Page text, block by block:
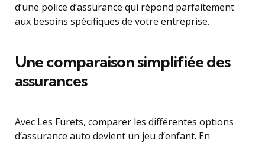
d’une police d’assurance qui répond parfaitement
aux besoins spécifiques de votre entreprise.
Une comparaison simplifiée des
assurances
Avec Les Furets, comparer les différentes options
d’assurance auto devient un jeu d’enfant. En